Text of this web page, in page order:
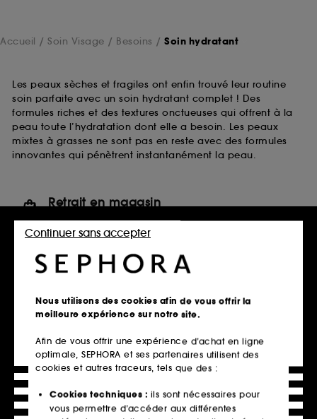
Accueil Soin Visage Besoins Soin hydratant
Les peaux sèches et fragiles ont enfin trouvé leur routine
soin parfaite avec un soin hydratant complet ! Des
formules riches et des textures onctueuses qui offrent à la
peau toute l’hydratation dont elle a besoin. Les peaux
mixtes à grasses ne sont pas en reste avec des formules
innovantes qui pénètrent instantanément la peau.
Retrait en magasin
Click & Collect en 2h offert
En savoir plus
Livraison standard offerte
à domicile dès 60€ en France
métropolitaine et Monaco
Explorer l'offre
Paiements sécurisés
En savoir plus
Nous utilisons des cookies afin de vous offrir la
meilleure expérience sur notre site.
Afin de vous offrir une expérience d’achat en ligne
optimale, SEPHORA et ses partenaires utilisent des
cookies et autres traceurs, tels que des :
Cookies techniques : ils sont nécessaires pour
vous permettre d’accéder aux différentes
Continuer sans accepter